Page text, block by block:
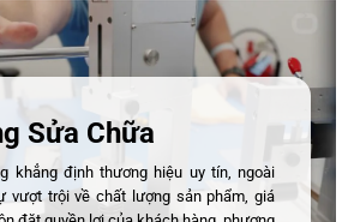
Sửa Chữa
khẳng định thương hiệu uy tín, ngoài
vượt trội về chất lượng sản phẩm, giá